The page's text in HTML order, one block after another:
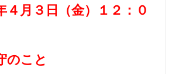
４月３日（金）１２：０
のこと